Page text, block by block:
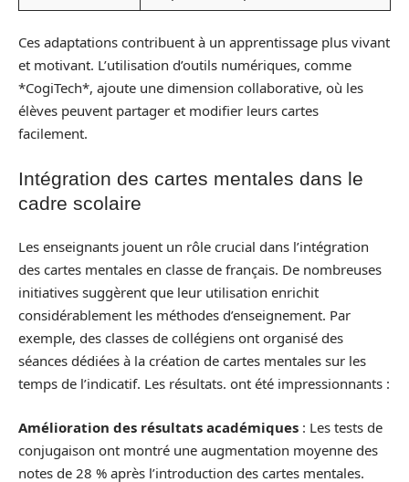
Ces adaptations contribuent à un apprentissage plus vivant
et motivant. L’utilisation d’outils numériques, comme
*CogiTech*, ajoute une dimension collaborative, où les
élèves peuvent partager et modifier leurs cartes
facilement.
Intégration des cartes mentales dans le
cadre scolaire
Les enseignants jouent un rôle crucial dans l’intégration
des cartes mentales en classe de français. De nombreuses
initiatives suggèrent que leur utilisation enrichit
considérablement les méthodes d’enseignement. Par
exemple, des classes de collégiens ont organisé des
séances dédiées à la création de cartes mentales sur les
temps de l’indicatif. Les résultats. ont été impressionnants :
Amélioration des résultats académiques : Les tests de
conjugaison ont montré une augmentation moyenne des
notes de 28 % après l’introduction des cartes mentales.